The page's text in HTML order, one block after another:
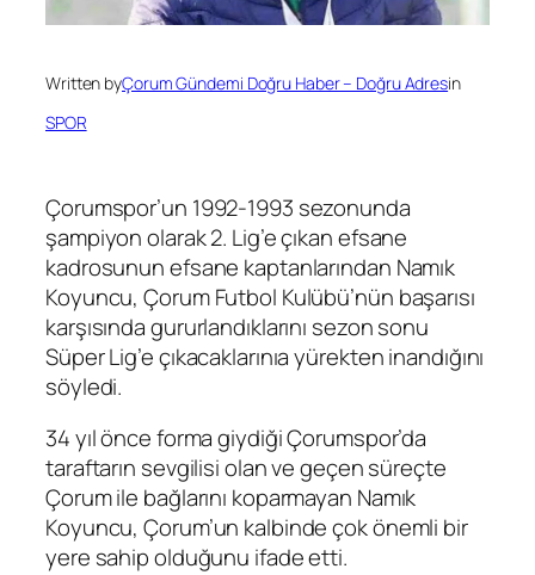
Written byÇorum Gündemi Doğru Haber – Doğru Adresin
SPOR
Çorumspor’un 1992-1993 sezonunda
şampiyon olarak 2. Lig’e çıkan efsane
kadrosunun efsane kaptanlarından Namık
Koyuncu, Çorum Futbol Kulübü’nün başarısı
karşısında gururlandıklarını sezon sonu
Süper Lig’e çıkacaklarınıa yürekten inandığını
söyledi.
34 yıl önce forma giydiği Çorumspor’da
taraftarın sevgilisi olan ve geçen süreçte
Çorum ile bağlarını koparmayan Namık
Koyuncu, Çorum’un kalbinde çok önemli bir
yere sahip olduğunu ifade etti.